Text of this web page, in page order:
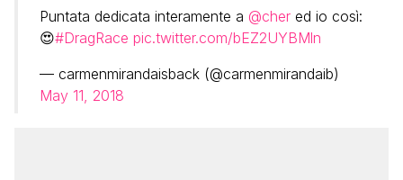
Puntata dedicata interamente a @cher ed io così:
😍#DragRace pic.twitter.com/bEZ2UYBMln
— carmenmirandaisback (@carmenmirandaib)
May 11, 2018